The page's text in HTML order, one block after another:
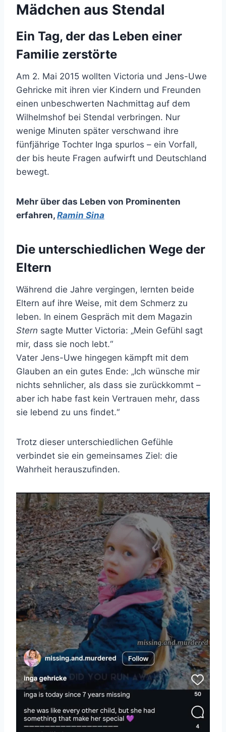
Mädchen aus Stendal
Ein Tag, der das Leben einer
Familie zerstörte
Am 2. Mai 2015 wollten Victoria und Jens-Uwe
Gehricke mit ihren vier Kindern und Freunden
einen unbeschwerten Nachmittag auf dem
Wilhelmshof bei Stendal verbringen. Nur
wenige Minuten später verschwand ihre
fünfjährige Tochter Inga spurlos – ein Vorfall,
der bis heute Fragen aufwirft und Deutschland
bewegt.
Mehr über das Leben von Prominenten
erfahren, Ramin Sina
Die unterschiedlichen Wege der
Eltern
Während die Jahre vergingen, lernten beide
Eltern auf ihre Weise, mit dem Schmerz zu
leben. In einem Gespräch mit dem Magazin
Stern sagte Mutter Victoria: „Mein Gefühl sagt
mir, dass sie noch lebt.“
Vater Jens-Uwe hingegen kämpft mit dem
Glauben an ein gutes Ende: „Ich wünsche mir
nichts sehnlicher, als dass sie zurückkommt –
aber ich habe fast kein Vertrauen mehr, dass
sie lebend zu uns findet.“
Trotz dieser unterschiedlichen Gefühle
verbindet sie ein gemeinsames Ziel: die
Wahrheit herauszufinden.